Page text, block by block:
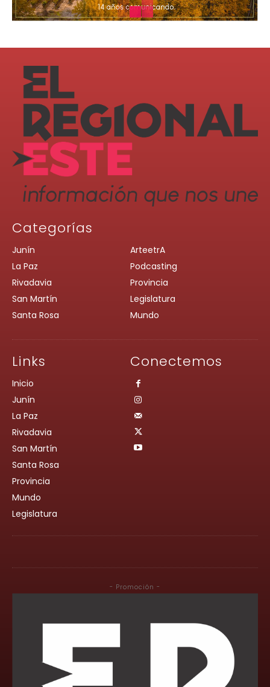
Categorías
Junín
La Paz
Rivadavia
San Martín
Santa Rosa
ArteetrA
Podcasting
Provincia
Legislatura
Mundo
Links
Inicio
Junín
La Paz
Rivadavia
San Martín
Santa Rosa
Provincia
Mundo
Legislatura
Conectemos
- Promoción -